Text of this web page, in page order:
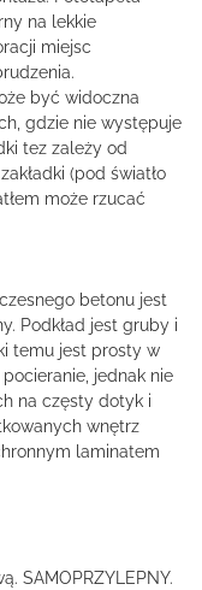
na lekkie
miejsc
być widoczna
gdzie nie występuje
tez zależy od
(pod światło
może rzucać
betonu jest
Podkład jest gruby i
temu jest prosty w
jednak nie
na częsty dotyk i
wnętrz
laminatem
SAMOPRZYLEPNY.